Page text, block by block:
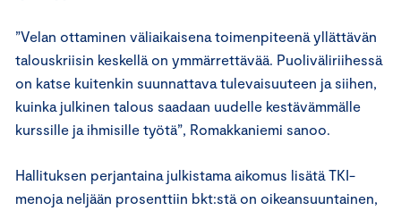
”Velan ottaminen väliaikaisena toimenpiteenä yllättävän
talouskriisin keskellä on ymmärrettävää. Puoliväliriihessä
on katse kuitenkin suunnattava tulevaisuuteen ja siihen,
kuinka julkinen talous saadaan uudelle kestävämmälle
kurssille ja ihmisille työtä”, Romakkaniemi sanoo.
Hallituksen perjantaina julkistama aikomus lisätä TKI-
menoja neljään prosenttiin bkt:stä on oikeansuuntainen,